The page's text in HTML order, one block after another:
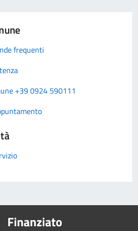
frequenti
+39 0924 590111